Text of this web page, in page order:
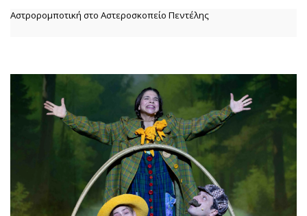
Αστρορομποτική στο Αστεροσκοπείο Πεντέλης